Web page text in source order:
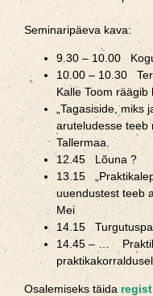
Seminaripäeva kava:
9.30 – 10.00
10.00 – 10.30
Kalle Toom räägib
„Tagasiside, miks
aruteludesse teeb
Tallermaa.
12.45 Lõuna ?
13.15
uuendustest teeb
Mei
14.15
14.45 – …
Osalemiseks täida